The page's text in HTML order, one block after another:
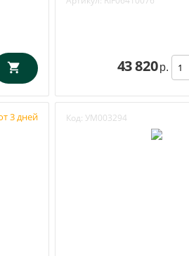
(РИФ) RIF064-10076
43 820 р.
3 дней Код: УМ003294